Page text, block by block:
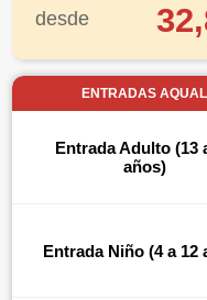
desde
ENTRADAS
Entrada Adulto (13
años)
Entrada Niño (4 a 12